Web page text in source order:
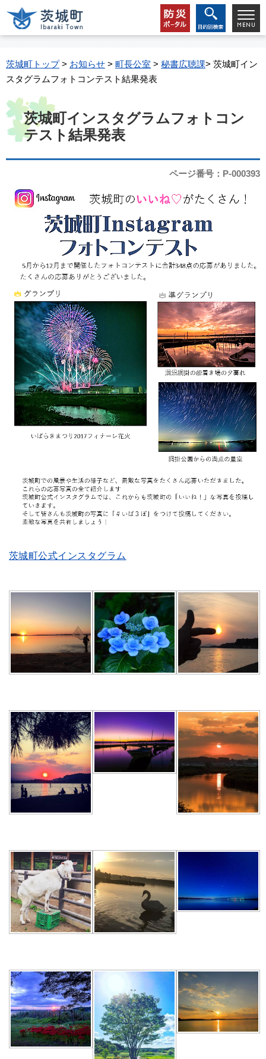
茨城町トップ> お知らせ > 町長公室 > 秘書広聴課> 茨城町イン
スタグラムフォトコンテスト結果発表
茨城町インスタグラムフォトコン
テスト結果発表
ページ番号：P-000393
茨城町公式インスタグラム